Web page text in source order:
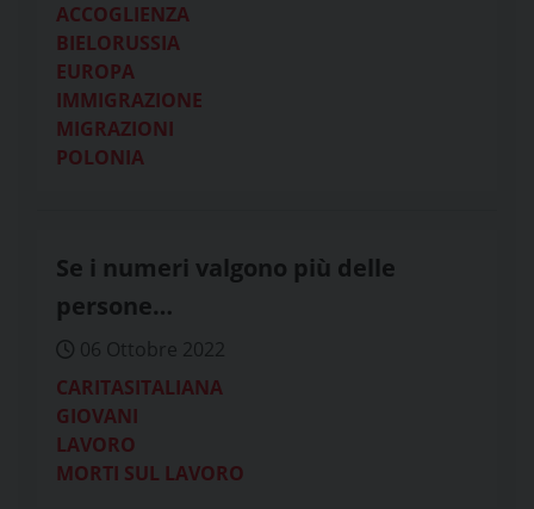
ACCOGLIENZA
BIELORUSSIA
EUROPA
IMMIGRAZIONE
MIGRAZIONI
POLONIA
Se i numeri valgono più delle
persone…
06 Ottobre 2022
CARITASITALIANA
GIOVANI
LAVORO
MORTI SUL LAVORO